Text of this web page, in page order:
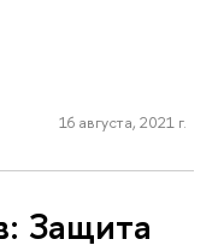
16 августа, 2021 г.
Защита